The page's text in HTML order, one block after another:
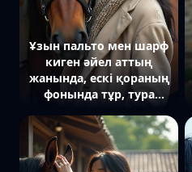
Ұзын пальто мен шарф
киген әйел аттың
жанында, ескі қораның
фонында тұр, тура